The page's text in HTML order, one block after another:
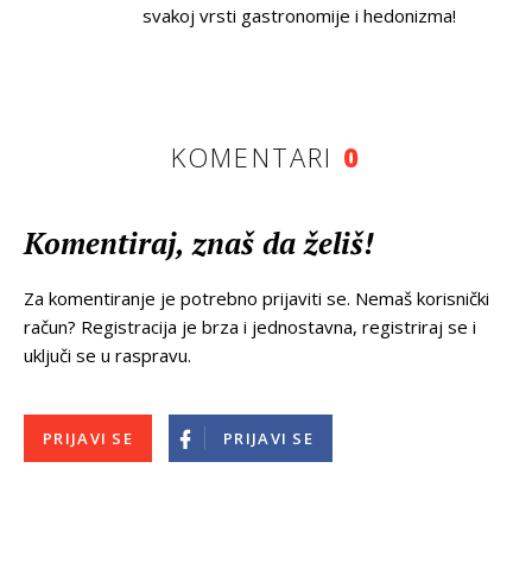
svakoj vrsti gastronomije i hedonizma!
KOMENTARI 0
Komentiraj, znaš da želiš!
Za komentiranje je potrebno prijaviti se. Nemaš korisnički
račun? Registracija je brza i jednostavna, registriraj se i
uključi se u raspravu.
PRIJAVI SE PRIJAVI SE